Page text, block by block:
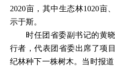
2020亩，其中生态林1020亩
示于斯。
时任团省委副书记的黄
行者，代表团省委出席了项
纪林种下一株树木。当时报